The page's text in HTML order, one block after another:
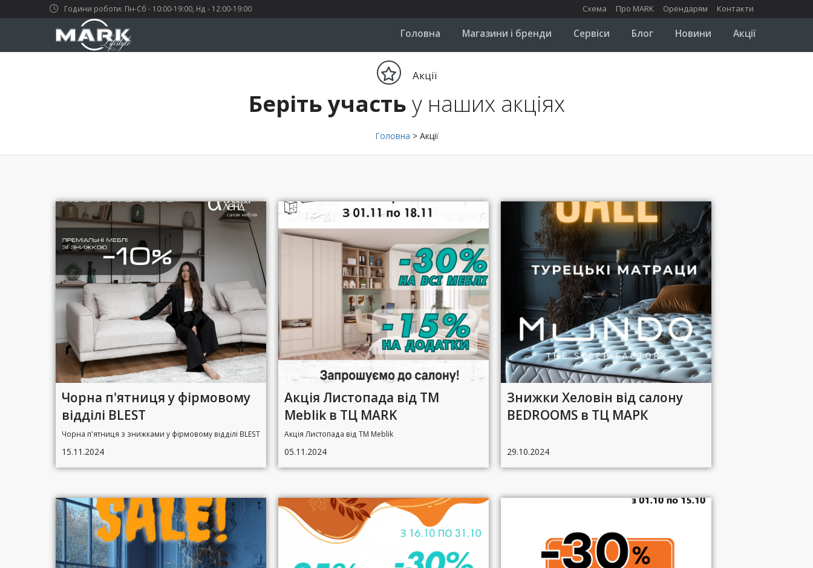
Години роботи: Пн-Сб - 10:00-19:00, Нд - 12:00-19:00 Схема Про MARK Орендарям Контакти
Головна Магазини і бренди Сервіси Блог Новини Акції
Акції
Беріть участь у наших акціях
Головна > Акції
Чорна п'ятниця у фірмовому
відділі BLEST
Чорна п'ятниця з знижками у фірмовому відділі BLEST
15.11.2024
Акція Листопада від ТМ
Meblik в ТЦ MARK
Акція Листопада від ТМ Meblik
05.11.2024
Знижки Хеловін від салону
BEDROOMS в ТЦ МАРК
29.10.2024